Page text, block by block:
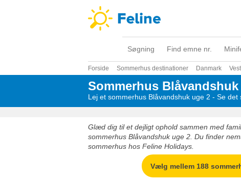
Søgning Find emne nr.
Forside Sommerhus destinationer Danmark
Sommerhus Blåvandshuk
Lej et sommerhus Blåvandshuk uge 2 - Se
Glæd dig til et dejligt ophold sammen med
sommerhus Blåvandshuk uge 2. Du finder
sommerhus hos Feline Holidays.
Vælg mellem 188